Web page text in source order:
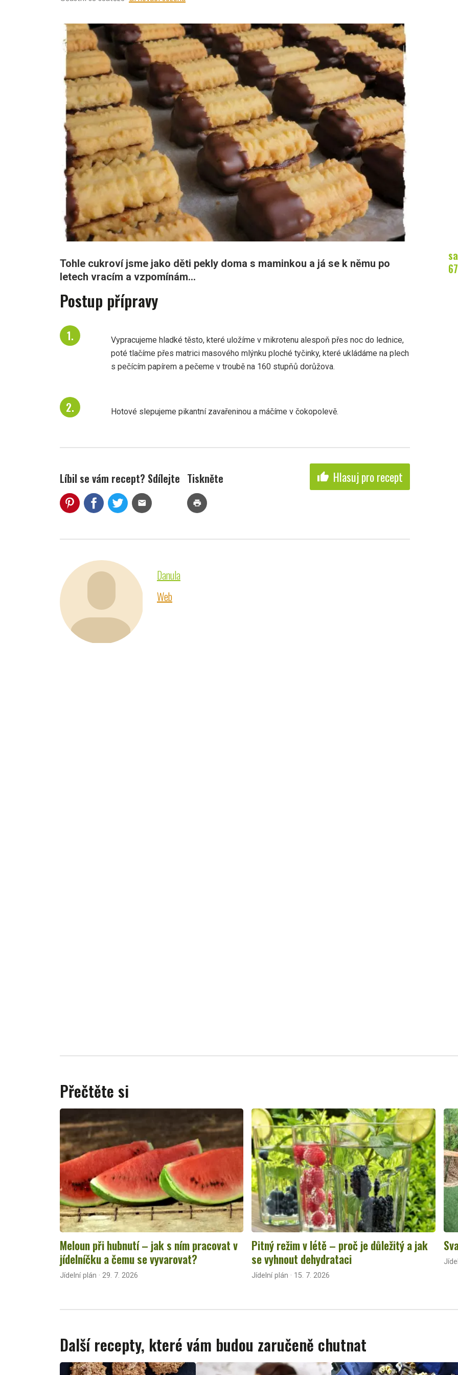
Tohle cukroví jsme jako děti pekly doma s maminkou a já se k němu po
letech vracím a vzpomínám...
Postup přípravy
Vypracujeme hladké těsto, které uložíme v mikrotenu alespoň přes noc do lednice,
poté tlačíme přes matrici masového mlýnku ploché tyčinky, které ukládáme na plech
s pečícím papírem a pečeme v troubě na 160 stupňů dorůžova.
Hotové slepujeme pikantní zavařeninou a máčíme v čokopolevě.
Líbil se vám recept? Sdílejte
mail
Tiskněte
print
thumb_up Hlasuj pro recept
Danula
Web
67
Přečtěte si
Meloun při hubnutí – jak s ním pracovat v
jídelníčku a čemu se vyvarovat?
Jídelní plán · 29. 7. 2026
Pitný režim v létě – proč je důležitý a jak
se vyhnout dehydrataci
Jídelní plán · 15. 7. 2026
Další recepty, které vám budou zaručeně chutnat